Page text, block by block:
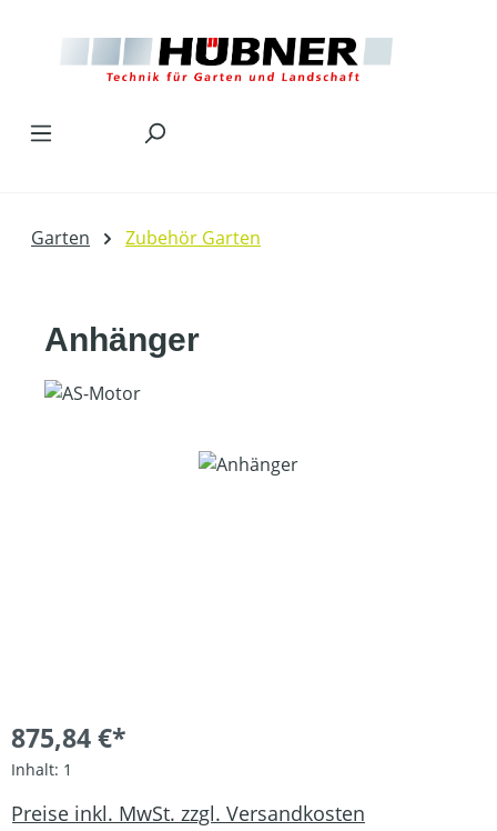
Garten Zubehör Garten
Anhänger
Bildergalerie überspringen
875,84 €*
Inhalt: 1
Preise inkl. MwSt. zzgl. Versandkosten